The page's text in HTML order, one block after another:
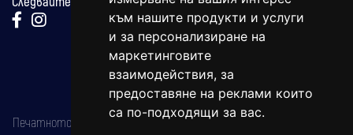
към нашите продукти и услуги
и за персонализиране на
маркетинговите
взаимодействия, за
предоставяне на реклами които
са по-подходящи за вас.
Печатното издание на вестника е регистрирано в националния